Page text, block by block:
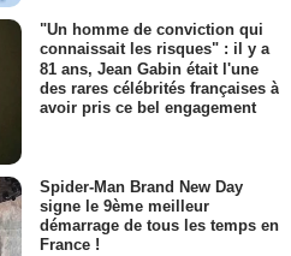
"Un homme de conviction qui
connaissait les risques" : il y a
81 ans, Jean Gabin était l'une
des rares célébrités françaises à
avoir pris ce bel engagement
Spider-Man Brand New Day
signe le 9ème meilleur
démarrage de tous les temps en
France !